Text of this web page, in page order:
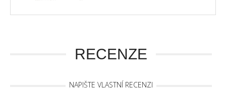
RECENZE
NAPIŠTE VLASTNÍ RECENZI